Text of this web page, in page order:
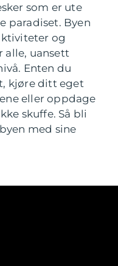
som er ute
paradiset. Byen
og
alle, uansett
Enten du
kjøre ditt eget
eller oppdage
skuffe. Så bli
med sine